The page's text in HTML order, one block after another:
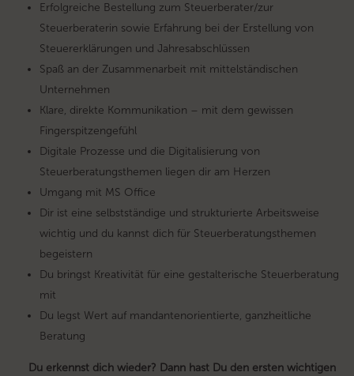
Erfolgreiche Bestellung zum Steuerberater/zur
Steuerberaterin sowie Erfahrung bei der Erstellung von
Steuererklärungen und Jahresabschlüssen
Spaß an der Zusammenarbeit mit mittelständischen
Unternehmen
Klare, direkte Kommunikation – mit dem gewissen
Fingerspitzengefühl
Digitale Prozesse und die Digitalisierung von
Steuerberatungsthemen liegen dir am Herzen
Umgang mit MS Office
Dir ist eine selbstständige und strukturierte Arbeitsweise
wichtig und du kannst dich für Steuerberatungsthemen
begeistern
Du bringst Kreativität für eine gestalterische Steuerberatung
mit
Du legst Wert auf mandantenorientierte, ganzheitliche
Beratung
Du erkennst dich wieder? Dann hast Du den ersten wichtigen